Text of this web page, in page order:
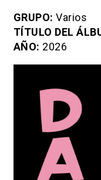
GRUPO: Varios
TÍTULO DEL
AÑO: 2026